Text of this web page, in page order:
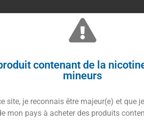
de la gamme Classic Wanted
et sucré.
onctueuseet d’unbiscuitlégèrement
l’origine de la composition de ses
(préparations ou substances
contenant de la
mineurs
site, je reconnais être majeur(e) et que
mon pays à acheter des produits